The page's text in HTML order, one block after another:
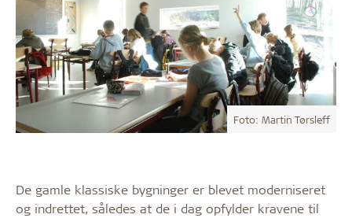
Foto: Martin Tørsleff
De gamle klassiske bygninger er blevet moderniseret
og indrettet, således at de i dag opfylder kravene til